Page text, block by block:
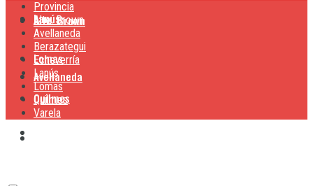
Lanús
Lomas
Quilmes
Alte. Brown
Avellaneda
Provincia
Alte. Brown
Avellaneda
Berazategui
Echeverría
Lanús
Lomas
Quilmes
Varela